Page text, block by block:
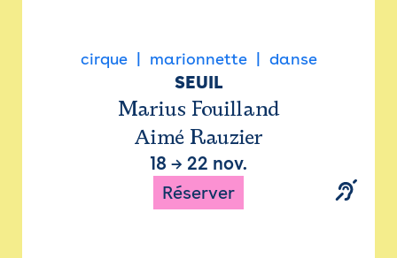
cirque marionnette danse
SEUIL
Marius Fouilland
Aimé Rauzier
18 → 22 nov.
Réserver